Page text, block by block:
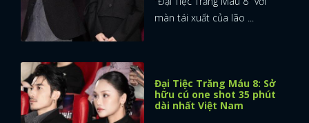
màn tái xuất của lão ...
Đại Tiệc Trăng Máu 8: Sở
hữu cú one shot 35 phút
dài nhất Việt Nam